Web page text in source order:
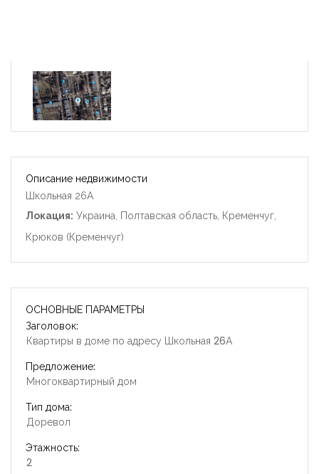
Описание недвижимости
Школьная 26А
Локация: Украина, Полтавская область, Кременчуг,
Крюков (Кременчуг)
ОСНОВНЫЕ ПАРАМЕТРЫ
Заголовок:
Квартиры в доме по адресу Школьная 26А
Предложение:
Многоквартирный дом
Тип дома:
Доревол
Этажность:
2